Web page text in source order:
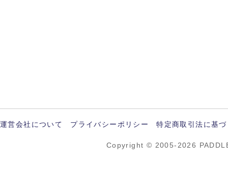
運営会社について プライバシーポリシー 特定商取引法に基
Copyright © 2005-2026